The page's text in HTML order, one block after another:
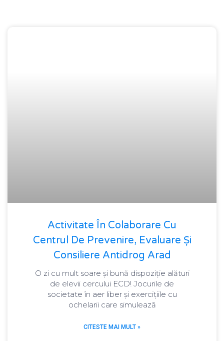
Activitate În Colaborare Cu
Centrul De Prevenire, Evaluare Și
Consiliere Antidrog Arad
O zi cu mult soare și bună dispoziție alături
de elevii cercului ECD! Jocurile de
societate în aer liber și exercițiile cu
ochelarii care simulează
CITESTE MAI MULT »